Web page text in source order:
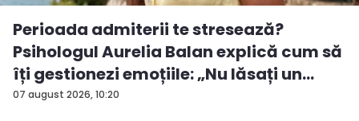
07 august 2026, 10:20
Perioada admiterii te stresează?
Psihologul Aurelia Balan explică cum să
îți gestionezi emoțiile: „Nu lăsați un
rezu...